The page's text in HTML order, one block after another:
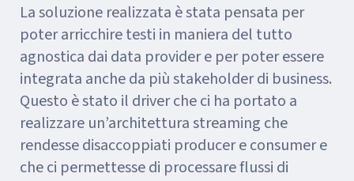
La soluzione realizzata è stata pensata per
poter arricchire testi in maniera del tutto
agnostica dai data provider e per poter essere
integrata anche da più stakeholder di business.
Questo è stato il driver che ci ha portato a
realizzare un’architettura streaming che
rendesse disaccoppiati producer e consumer e
che ci permettesse di processare flussi di